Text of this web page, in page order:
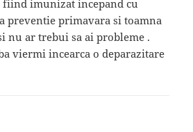
imunizat incepand cu
preventie primavara si toamna
nu ar trebui sa ai probleme .
viermi incearca o deparazitare